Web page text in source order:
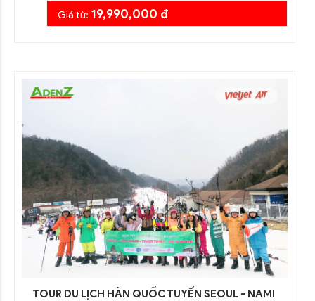
Giá từ: 19,990,000 đ
TOUR DU LỊCH HÀN QUỐC TUYẾN SEOUL - NAMI